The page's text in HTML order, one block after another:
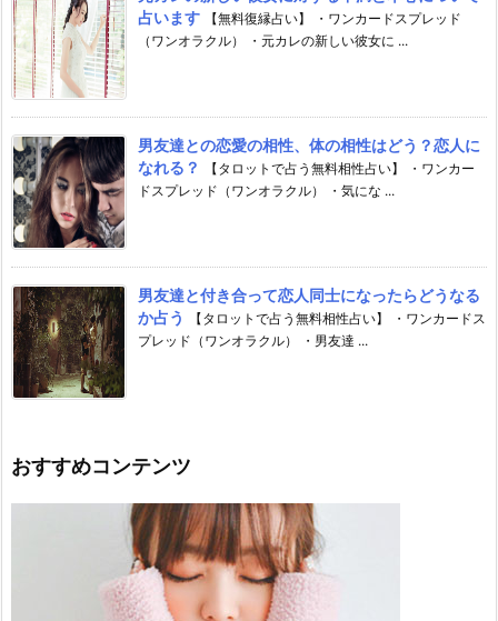
占います
【無料復縁占い】 ・ワンカードスプレッド
（ワンオラクル） ・元カレの新しい彼女に ...
男友達との恋愛の相性、体の相性はどう？恋人に
なれる？
【タロットで占う無料相性占い】 ・ワンカー
ドスプレッド（ワンオラクル） ・気にな ...
男友達と付き合って恋人同士になったらどうなる
か占う
【タロットで占う無料相性占い】 ・ワンカードス
プレッド（ワンオラクル） ・男友達 ...
おすすめコンテンツ